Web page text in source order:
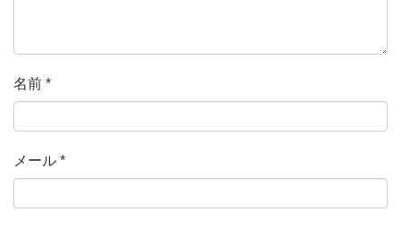
名前 *
メール *